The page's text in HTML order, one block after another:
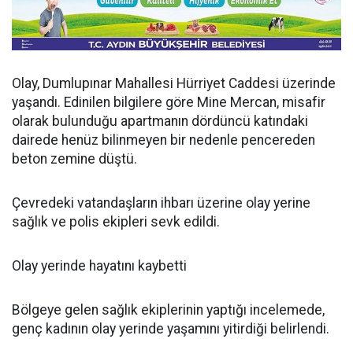
Olay, Dumlupınar Mahallesi Hürriyet Caddesi üzerinde
yaşandı. Edinilen bilgilere göre Mine Mercan, misafir
olarak bulunduğu apartmanın dördüncü katındaki
dairede henüz bilinmeyen bir nedenle pencereden
beton zemine düştü.
Çevredeki vatandaşların ihbarı üzerine olay yerine
sağlık ve polis ekipleri sevk edildi.
Olay yerinde hayatını kaybetti
Bölgeye gelen sağlık ekiplerinin yaptığı incelemede,
genç kadının olay yerinde yaşamını yitirdiği belirlendi.